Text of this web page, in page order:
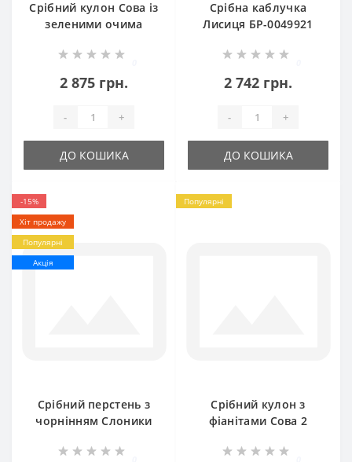
Срібний кулон Сова із
зеленими очима
2 875 грн.
- +
ДО КОШИКА
Срібна каблучка
Лисиця БР-0049921
2 742 грн.
- +
ДО КОШИКА
-15%
Хіт продажу
Популярні
Акція
Срібний перстень з
чорнінням Слоники
Популярні
Срібний кулон з
фіанітами Сова 2